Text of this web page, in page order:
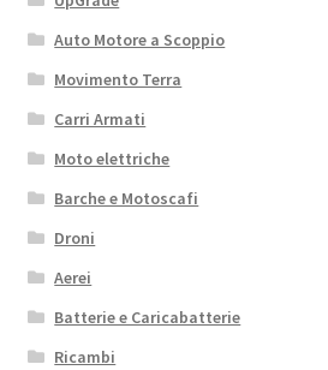
Auto Motore a Scoppio
Movimento Terra
Carri Armati
Moto elettriche
Barche e Motoscafi
Droni
Aerei
Batterie e Caricabatterie
Ricambi